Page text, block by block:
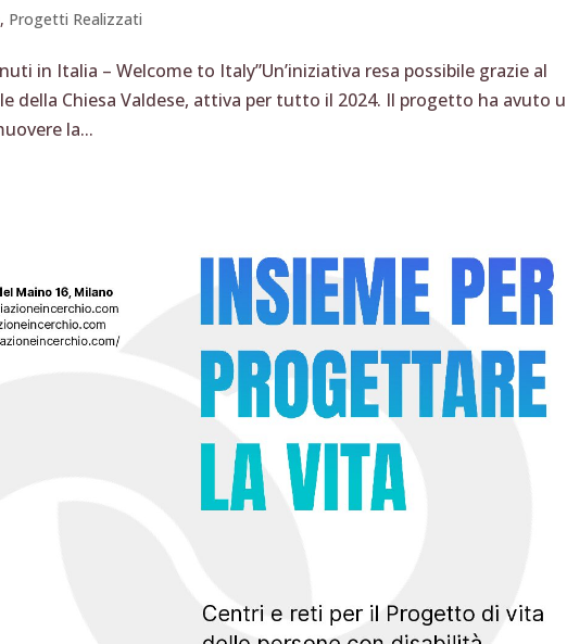
, Progetti Realizzati
in Italia – Welcome to Italy”Un’iniziativa resa possibile grazie al
della Chiesa Valdese, attiva per tutto il 2024. Il progetto ha avuto
la...